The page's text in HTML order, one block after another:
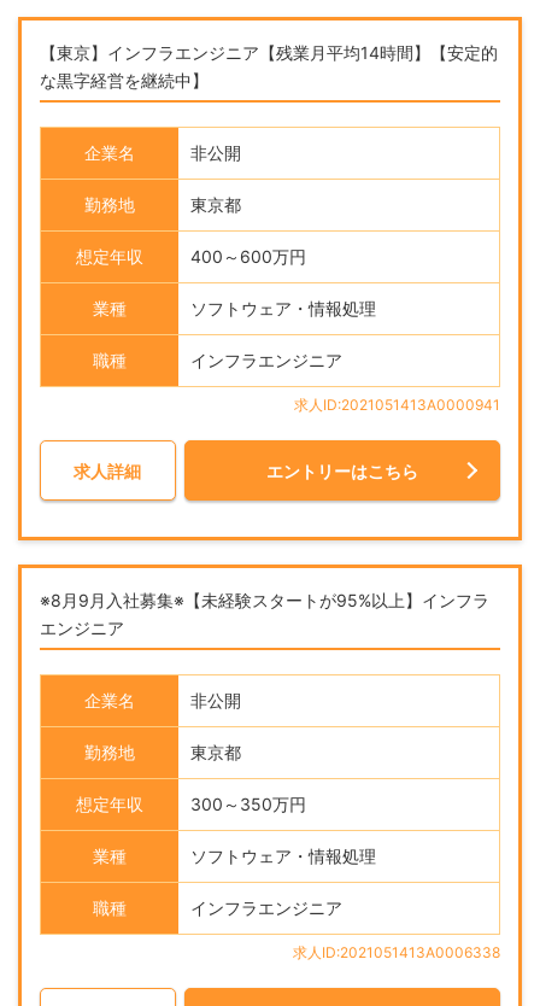
【東京】インフラエンジニア【残業月平均14時間】【安定的
な黒字経営を継続中】
企業名 非公開
勤務地 東京都
想定年収 400～600万円
業種 ソフトウェア・情報処理
職種 インフラエンジニア
求人ID:2021051413A0000941
求人詳細 エントリーはこちら
※8月9月入社募集※【未経験スタートが95%以上】インフラ
エンジニア
企業名 非公開
勤務地 東京都
想定年収 300～350万円
業種 ソフトウェア・情報処理
職種 インフラエンジニア
求人ID:2021051413A0006338